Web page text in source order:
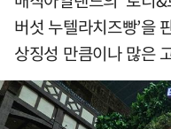
버섯 누텔라치즈빵’을
상징성 만큼이나 많은